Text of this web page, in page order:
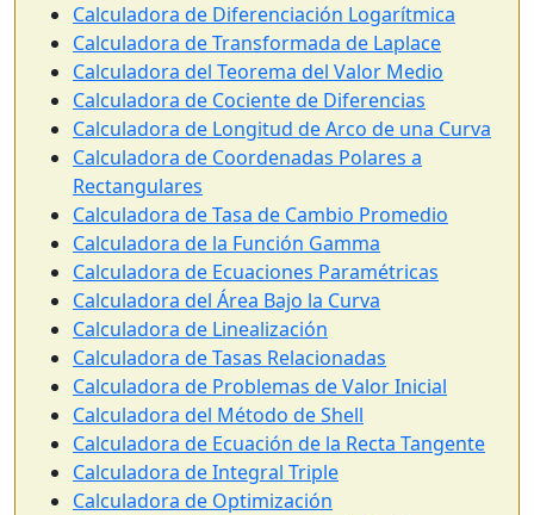
Calculadora de Diferenciación Logarítmica
Calculadora de Transformada de Laplace
Calculadora del Teorema del Valor Medio
Calculadora de Cociente de Diferencias
Calculadora de Longitud de Arco de una Curva
Calculadora de Coordenadas Polares a
Rectangulares
Calculadora de Tasa de Cambio Promedio
Calculadora de la Función Gamma
Calculadora de Ecuaciones Paramétricas
Calculadora del Área Bajo la Curva
Calculadora de Linealización
Calculadora de Tasas Relacionadas
Calculadora de Problemas de Valor Inicial
Calculadora del Método de Shell
Calculadora de Ecuación de la Recta Tangente
Calculadora de Integral Triple
Calculadora de Optimización